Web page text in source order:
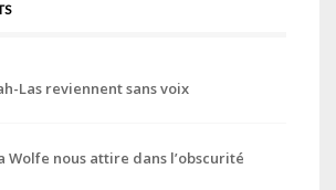
Las reviennent sans voix
Wolfe nous attire dans l’obscurité